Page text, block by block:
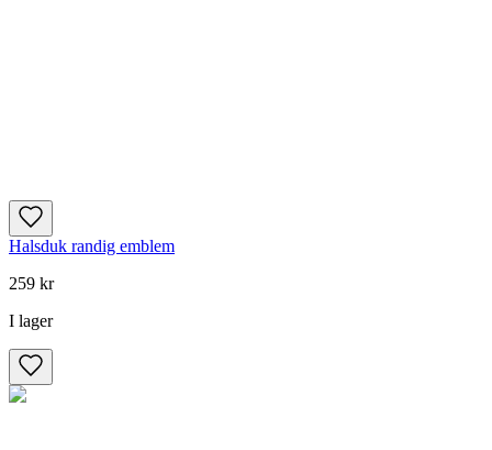
Halsduk randig emblem
259 kr
I lager